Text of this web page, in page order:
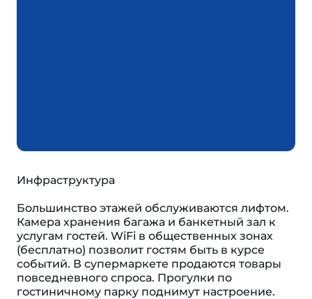
Инфраструктура
Большинство этажей обслуживаются лифтом.
Камера хранения багажа и банкетный зал к
услугам гостей. WiFi в общественных зонах
(бесплатно) позволит гостям быть в курсе
событий. В супермаркете продаются товары
повседневного спроса. Прогулки по
гостиничному парку поднимут настроение.